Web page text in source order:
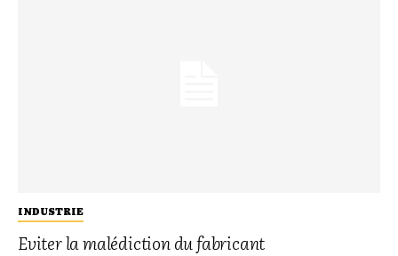
INDUSTRIE
Eviter la malédiction du fabricant